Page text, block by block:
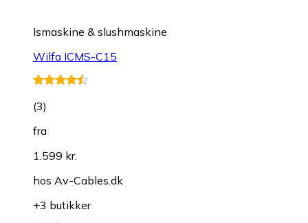
Ismaskine & slushmaskine
Wilfa ICMS-C15
(3)
fra
1.599 kr.
hos Av-Cables.dk
+3 butikker